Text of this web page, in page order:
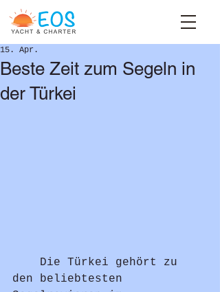
Beste Zeit zum Segeln in
der Türkei
15. Apr.
den beliebtesten